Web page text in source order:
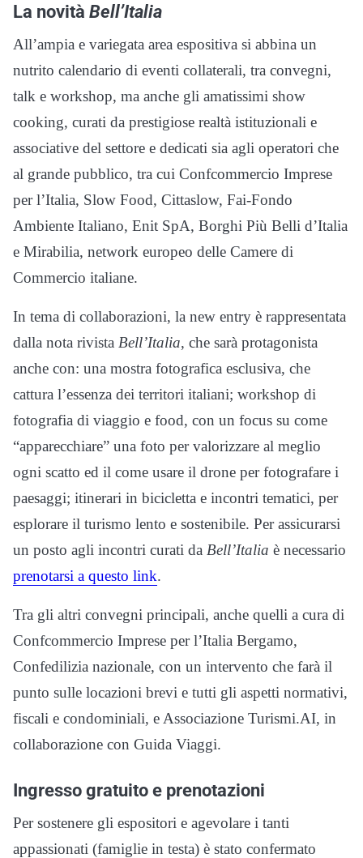
La novità Bell’Italia
All’ampia e variegata area espositiva si abbina un
nutrito calendario di eventi collaterali, tra convegni,
talk e workshop, ma anche gli amatissimi show
cooking, curati da prestigiose realtà istituzionali e
associative del settore e dedicati sia agli operatori che
al grande pubblico, tra cui Confcommercio Imprese
per l’Italia, Slow Food, Cittaslow, Fai-Fondo
Ambiente Italiano, Enit SpA, Borghi Più Belli d’Italia
e Mirabilia, network europeo delle Camere di
Commercio italiane.
In tema di collaborazioni, la new entry è rappresentata
dalla nota rivista Bell’Italia, che sarà protagonista
anche con: una mostra fotografica esclusiva, che
cattura l’essenza dei territori italiani; workshop di
fotografia di viaggio e food, con un focus su come
“apparecchiare” una foto per valorizzare al meglio
ogni scatto ed il come usare il drone per fotografare i
paesaggi; itinerari in bicicletta e incontri tematici, per
esplorare il turismo lento e sostenibile. Per assicurarsi
un posto agli incontri curati da Bell’Italia è necessario
prenotarsi a questo link.
Tra gli altri convegni principali, anche quelli a cura di
Confcommercio Imprese per l’Italia Bergamo,
Confedilizia nazionale, con un intervento che farà il
punto sulle locazioni brevi e tutti gli aspetti normativi,
fiscali e condominiali, e Associazione Turismi.AI, in
collaborazione con Guida Viaggi.
Ingresso gratuito e prenotazioni
Per sostenere gli espositori e agevolare i tanti
appassionati (famiglie in testa) è stato confermato